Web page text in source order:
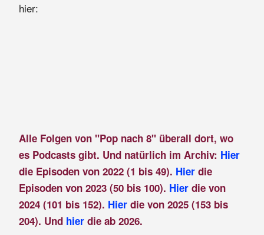
hier:
Alle Folgen von "Pop nach 8" überall dort, wo
es Podcasts gibt. Und natürlich im Archiv: Hier
die Episoden von 2022 (1 bis 49). Hierdie
Episoden von 2023 (50 bis 100). Hier die von
2024 (101 bis 152). Hier die von 2025 (153 bis
204). Und hier die ab 2026.